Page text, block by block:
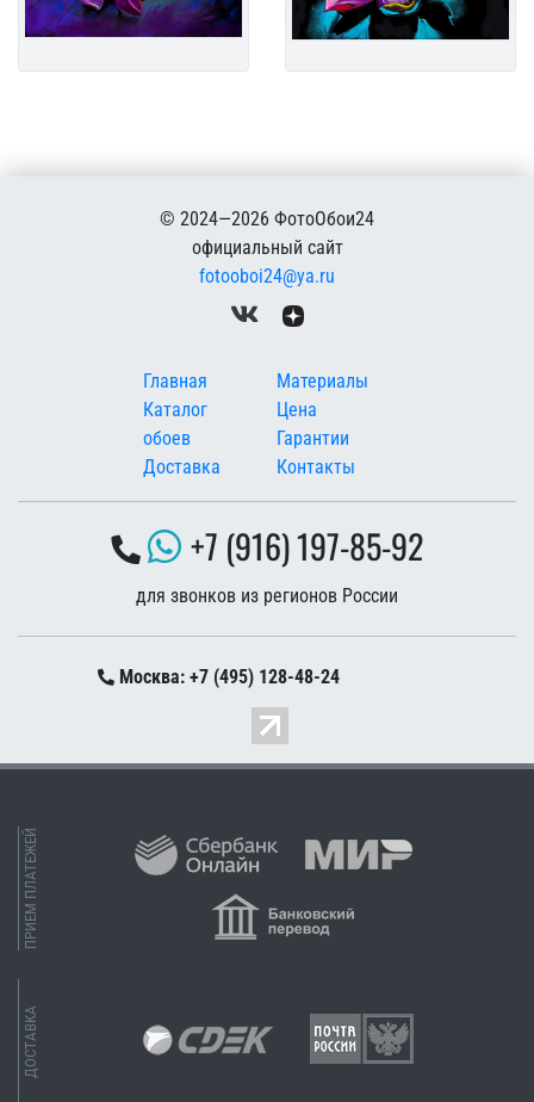
© 2024—2026 ФотоОбои24
официальный сайт
fotooboi24@ya.ru
Меню в подвале
Главная
Каталог
обоев
Доставка
Материалы
Цена
Гарантии
Контакты
+7 (916) 197-85-92
для звонков из регионов России
Москва: +7 (495) 128-48-24
ПРИЕМ ПЛАТЕЖЕЙ
ДОСТАВКА